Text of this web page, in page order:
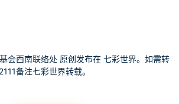
会西南联络处 原创发布在 七彩世界。如需转
备注七彩世界转载。